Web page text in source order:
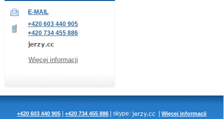
E-MAIL
+420 603 440 905
+420 734 455 886
Więcej informacji
+420 603 440 905 | +420 734 455 886 | skype: | Więcej informacji